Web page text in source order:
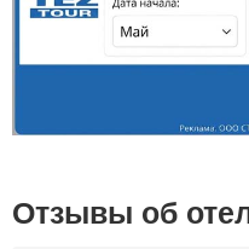
Отзывы об